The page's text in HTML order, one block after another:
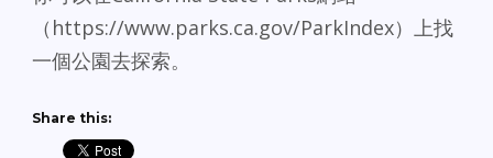
（https://www.parks.ca.gov/ParkIndex）上找
一個公園去探索。
Share this: